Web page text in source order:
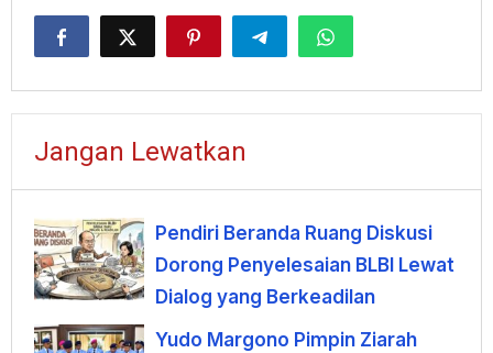
Jangan Lewatkan
Pendiri Beranda Ruang Diskusi
Dorong Penyelesaian BLBI Lewat
Dialog yang Berkeadilan
Yudo Margono Pimpin Ziarah